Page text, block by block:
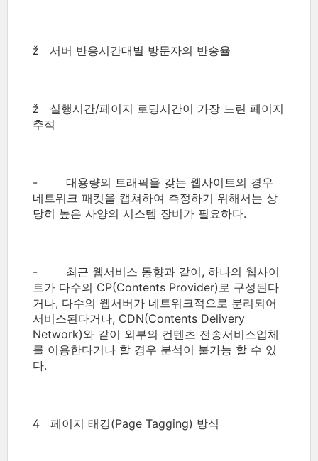
ž 서버 반응시간대별 방문자의 반송율
ž 실행시간/페이지 로딩시간이 가장 느린 페이지
추적
- 대용량의 트래픽을 갖는 웹사이트의 경우
네트워크 패킷을 캡쳐하여 측정하기 위해서는 상
당히 높은 사양의 시스템 장비가 필요하다.
- 최근 웹서비스 동향과 같이, 하나의 웹사이
트가 다수의 CP(Contents Provider)로 구성된다
거나, 다수의 웹서버가 네트워크적으로 분리되어
서비스된다거나, CDN(Contents Delivery
Network)와 같이 외부의 컨텐츠 전송서비스업체
를 이용한다거나 할 경우 분석이 불가능 할 수 있
다.
4 페이지 태깅(Page Tagging) 방식